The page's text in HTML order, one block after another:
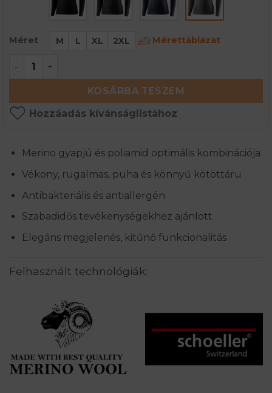
Méret M L XL 2XL Mérettáblázat
COMFORT WOOL Férfi hosszú ujjú merinó
KOSÁRBA TESZEM
Hozzáadás kívánságlistához
Merino gyapjú és poliamid optimális kombinációja
Vékony, rugalmas, puha és könnyű kötöttáru
Antibakteriális és antiallergén
Szabadidős tevékenységekhez ajánlott
Elegáns megjelenés, kitűnő funkcionalitás
Felhasznált technológiák: